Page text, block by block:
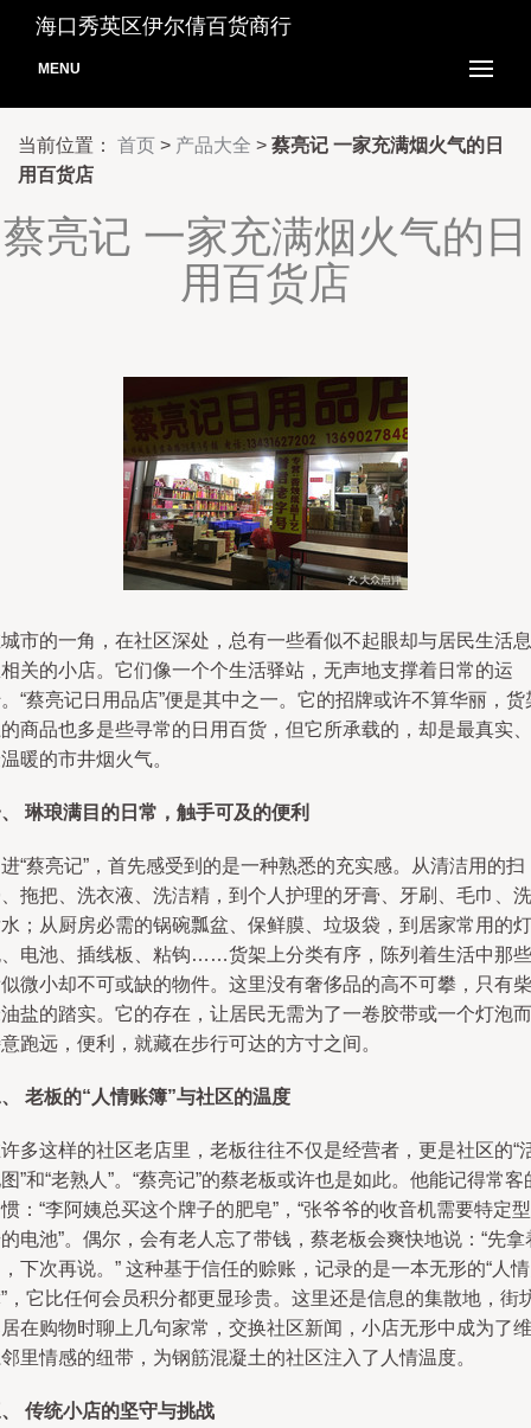
海口秀英区伊尔倩百货商行
MENU
当前位置： 首页 > 产品大全 > 蔡亮记 一家充满烟火气的日
用百货店
蔡亮记 一家充满烟火气的日
用百货店
市的一角，在社区深处，总有一些看似不起眼却与居民生活息
关的小店。它们像一个个生活驿站，无声地支撑着日常的运
“蔡亮记日用品店”便是其中之一。它的招牌或许不算华丽，货
商品也多是些寻常的日用百货，但它所承载的，却是最真实、
暖的市井烟火气。
琳琅满目的日常，触手可及的便利
“蔡亮记”，首先感受到的是一种熟悉的充实感。从清洁用的扫
拖把、洗衣液、洗洁精，到个人护理的牙膏、牙刷、毛巾、洗
；从厨房必需的锅碗瓢盆、保鲜膜、垃圾袋，到居家常用的灯
电池、插线板、粘钩……货架上分类有序，陈列着生活中那些
微小却不可或缺的物件。这里没有奢侈品的高不可攀，只有柴
盐的踏实。它的存在，让居民无需为了一卷胶带或一个灯泡而
跑远，便利，就藏在步行可达的方寸之间。
老板的“人情账簿”与社区的温度
多这样的社区老店里，老板往往不仅是经营者，更是社区的“
”和“老熟人”。“蔡亮记”的蔡老板或许也是如此。他能记得常客
：“李阿姨总买这个牌子的肥皂”，“张爷爷的收音机需要特定型
电池”。偶尔，会有老人忘了带钱，蔡老板会爽快地说：“先拿
下次再说。” 这种基于信任的赊账，记录的是一本无形的“人
，它比任何会员积分都更显珍贵。这里还是信息的集散地，街
在购物时聊上几句家常，交换社区新闻，小店无形中成为了维
里情感的纽带，为钢筋混凝土的社区注入了人情温度。
传统小店的坚守与挑战